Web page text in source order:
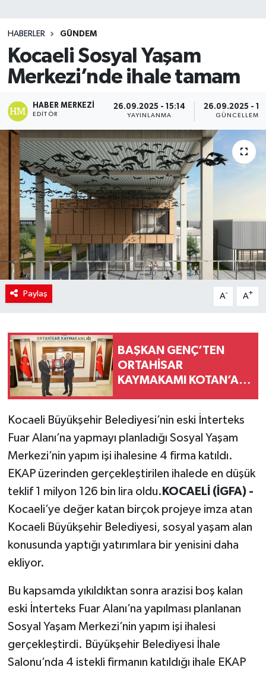
HABERLER GÜNDEM
Kocaeli Sosyal Yaşam
Merkezi’nde ihale tamam
HABER MERKEZI
EDITÖR
26.09.2025 - 15:14
YAYINLANMA
26.09.2025 -
GÜNCELLEME
Paylaş A- A+
BAŞKAN GENÇ’TEN
ORTAHİSAR
KAYMAKAMI KOTAN’A
Kocaeli Büyükşehir Belediyesi’nin eski İnterteks
Fuar Alanı’na yapmayı planladığı Sosyal Yaşam
Merkezi’nin yapım işi ihalesine 4 firma katıldı.
EKAP üzerinden gerçekleştirilen ihalede en düşük
teklif 1 milyon 126 bin lira oldu. KOCAELİ (İGFA) -
Kocaeli’ye değer katan birçok projeye imza atan
Kocaeli Büyükşehir Belediyesi, sosyal yaşam alan
konusunda yaptığı yatırımlara bir yenisini daha
ekliyor.
Bu kapsamda yıkıldıktan sonra arazisi boş kalan
eski İnterteks Fuar Alanı’na yapılması planlanan
Sosyal Yaşam Merkezi’nin yapım işi ihalesi
gerçekleştirdi. Büyükşehir Belediyesi İhale
Salonu’nda 4 istekli firmanın katıldığı ihale EKAP
Teknoloji
TRABZON
TRABZONSPOR
Yaşam